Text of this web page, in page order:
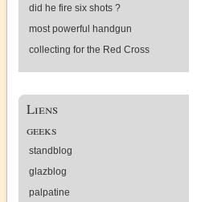
did he fire six shots ?
most powerful handgun
collecting for the Red Cross
Liens
geeks
standblog
glazblog
palpatine